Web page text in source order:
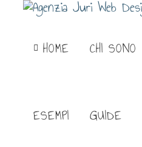
contenutoHOME CHI SONO
ESEMPI GUIDE